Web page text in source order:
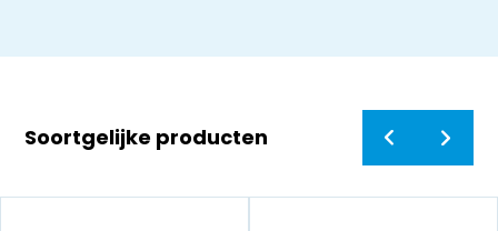
Soortgelijke producten